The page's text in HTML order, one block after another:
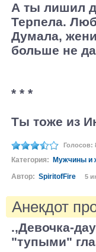
А ты лишил
Терпела.
Думала,
больше не
* * *
Ты тоже из
Голосов:
Категория:
Мужчины и
Автор: SpiritofFire 5
Анекдот
.,Девочка-
"тупыми"